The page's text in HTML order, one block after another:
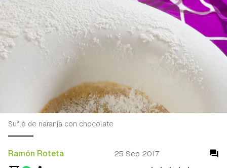
Ramón Roteta 25 Sep 2017
Suflé de naranja con chocolate